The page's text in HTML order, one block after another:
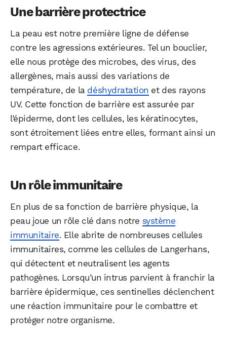
Une barrière protectrice
La peau est notre première ligne de défense
contre les agressions extérieures. Tel un bouclier,
elle nous protège des microbes, des virus, des
allergènes, mais aussi des variations de
température, de la déshydratation et des rayons
UV. Cette fonction de barrière est assurée par
l’épiderme, dont les cellules, les kératinocytes,
sont étroitement liées entre elles, formant ainsi un
rempart efficace.
Un rôle immunitaire
En plus de sa fonction de barrière physique, la
peau joue un rôle clé dans notre système
immunitaire. Elle abrite de nombreuses cellules
immunitaires, comme les cellules de Langerhans,
qui détectent et neutralisent les agents
pathogènes. Lorsqu’un intrus parvient à franchir la
barrière épidermique, ces sentinelles déclenchent
une réaction immunitaire pour le combattre et
protéger notre organisme.